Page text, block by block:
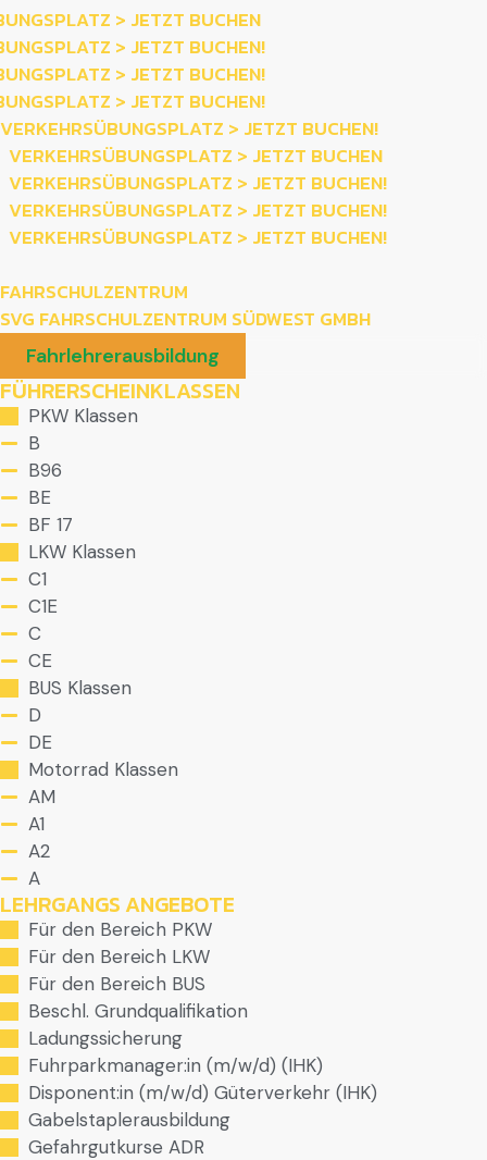
> JETZT BUCHEN
> JETZT BUCHEN!
> JETZT BUCHEN!
> JETZT BUCHEN!
VERKEHRSÜBUNGSPLATZ > JETZT BUCHEN!
VERKEHRSÜBUNGSPLATZ > JETZT BUCHEN
VERKEHRSÜBUNGSPLATZ > JETZT BUCHEN!
VERKEHRSÜBUNGSPLATZ > JETZT BUCHEN!
VERKEHRSÜBUNGSPLATZ > JETZT BUCHEN!
FAHRSCHULZENTRUM
SVG FAHRSCHULZENTRUM SÜDWEST GMBH
Fahrlehrerausbildung
FÜHRERSCHEINKLASSEN
PKW Klassen
B
B96
BE
BF 17
LKW Klassen
C1
C1E
C
CE
BUS Klassen
D
DE
Motorrad Klassen
AM
A1
A2
A
LEHRGANGS ANGEBOTE
Für den Bereich PKW
Für den Bereich LKW
Für den Bereich BUS
Beschl. Grundqualifikation
Ladungssicherung
Fuhrparkmanager:in (m/w/d) (IHK)
Disponent:in (m/w/d) Güterverkehr (IHK)
Gabelstaplerausbildung
Gefahrgutkurse ADR